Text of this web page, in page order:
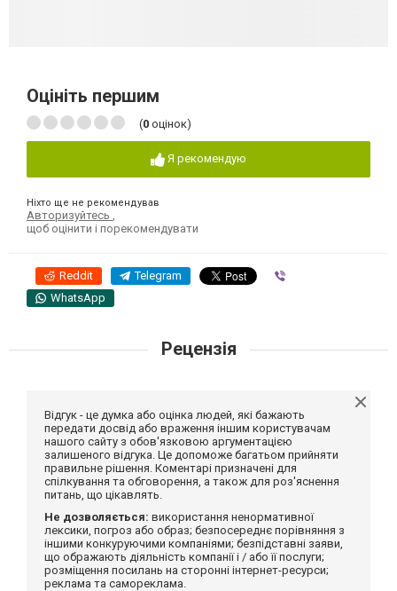
Оцініть першим
(0 оцінок)
Я рекомендую
Ніхто ще не рекомендував
Авторизуйтесь
щоб оцінити і порекомендувати
Reddit Telegram
WhatsApp
Рецензія
Відгук - це думка або оцінка людей, які бажають
передати досвід або враження іншим користувачам
нашого сайту з обов'язковою аргументацією
залишеного відгука. Це допоможе багатьом прийняти
правильне рішення. Коментарі призначені для
спілкування та обговорення, а також для роз'яснення
питань, що цікавлять.
Не дозволяється: використання ненормативної
лексики, погроз або образ; безпосереднє порівняння з
іншими конкуруючими компаніями; безпідставні заяви,
що ображають діяльність компанії і / або її послуги;
розміщення посилань на сторонні інтернет-ресурси;
реклама та самореклама.